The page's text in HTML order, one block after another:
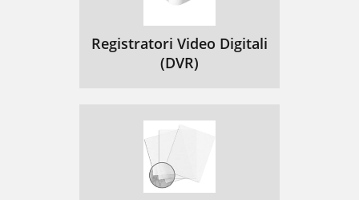
Registratori Video Digitali
(DVR)